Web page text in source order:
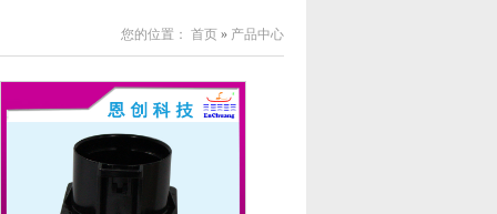
您的位置： 首页 » 产品中心